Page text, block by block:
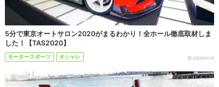
5分で東京オートサロン2020がまるわかり！全ホール徹底取材しま
した！【TAS2020】
モータースポーツ オシャレ 2020/01/15